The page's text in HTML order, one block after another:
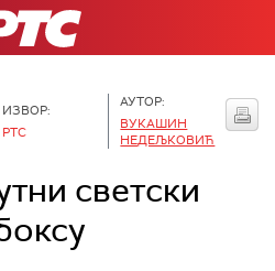
ИЗВОР:
РТС
АУТОР:
ВУКАШИН
НЕДЕЉКОВИЋ
светски